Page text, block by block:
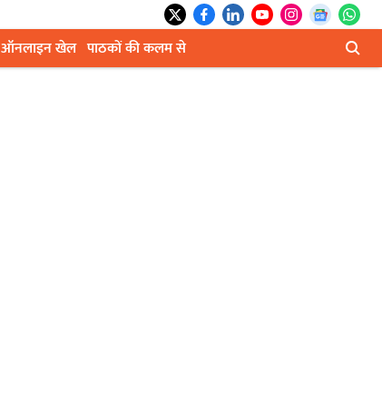
ऑनलाइन खेल पाठकों की कलम से